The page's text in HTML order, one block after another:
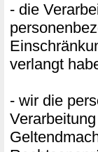
- die
verlangt
- wir die